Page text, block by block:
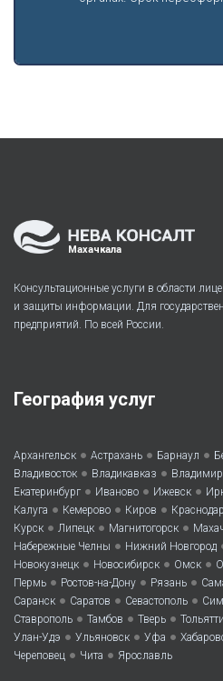
Махачкала
Консультационные услуги в области
и защиты информации. Для
предприятий. По всей России.
География услуг
Архангельск • Астрахань • Барнаул •
Владивосток • Владикавказ • Владимир
Екатеринбург • Иваново • Ижевск •
Калуга • Кемерово • Киров • Краснодар
Курск • Липецк • Магнитогорск •
Набережные Челны • Нижний Новгород
Новокузнецк • Новосибирск • Омск •
Пермь • Ростов-на-Дону • Рязань •
Саранск • Саратов • Севастополь •
Ставрополь • Тамбов • Тверь • Тольятти
Улан-Удэ • Ульяновск • Уфа •
Череповец • Чита • Ярославль